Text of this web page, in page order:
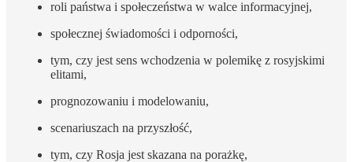
roli państwa i społeczeństwa w walce informacyjnej,
społecznej świadomości i odporności,
tym, czy jest sens wchodzenia w polemikę z rosyjskimi
elitami,
prognozowaniu i modelowaniu,
scenariuszach na przyszłość,
tym, czy Rosja jest skazana na porażkę,